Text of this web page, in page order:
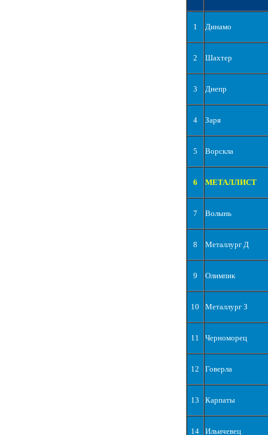
1 Динамо
2 Шахтер
3 Днепр
4 Заря
5 Ворскла
6 МЕТАЛЛИСТ
7 Волынь
8 Металлург Д
9 Олимпик
10 Металлург З
11 Черноморец
12 Говерла
13 Карпаты
14 Ильичевец